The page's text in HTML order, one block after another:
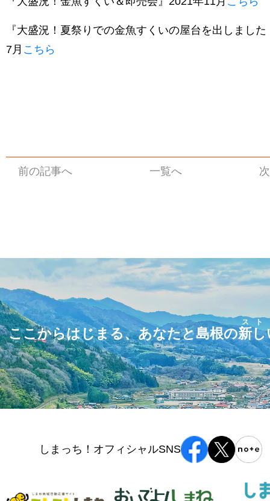
『大盛況！夏祭りでの金魚すくいの屋台を出しまし
7月 こちら
前の記事へ 一覧へ
ここからはじまる、あなたと島根の新し
スト
しまっち！オフィシャルSNS